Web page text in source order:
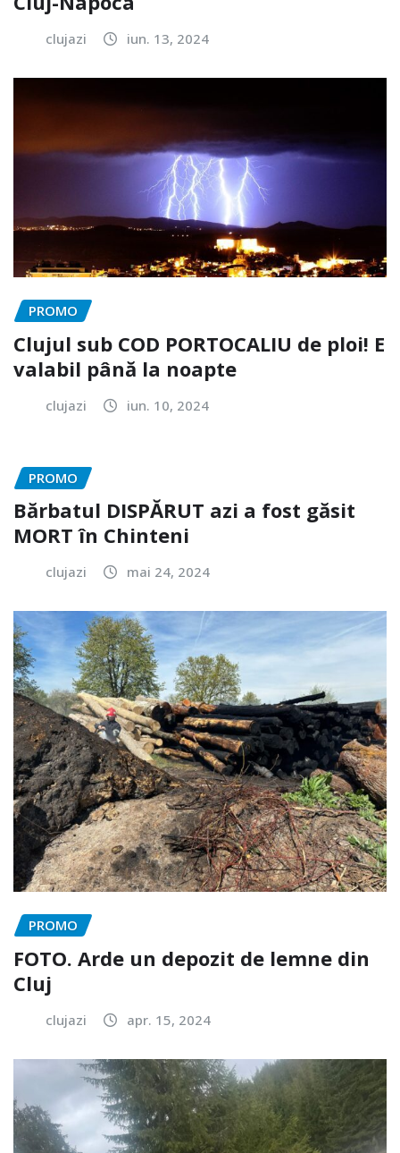
clujazi iun. 13, 2024
PROMO
Clujul sub COD PORTOCALIU de ploi! E
valabil până la noapte
clujazi iun. 10, 2024
PROMO
Bărbatul DISPĂRUT azi a fost găsit
MORT în Chinteni
clujazi mai 24, 2024
PROMO
FOTO. Arde un depozit de lemne din
Cluj
clujazi apr. 15, 2024